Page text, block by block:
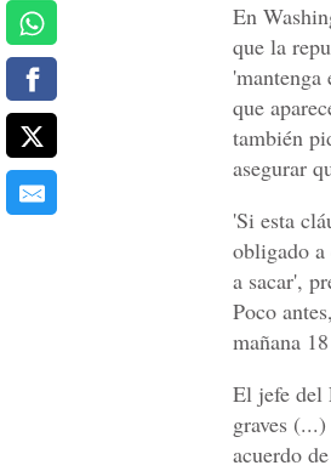
En
que la
que
también
asegurar
'Si esta
obligado a
a sacar',
Poco
mañana
El jefe del
graves
acuerdo